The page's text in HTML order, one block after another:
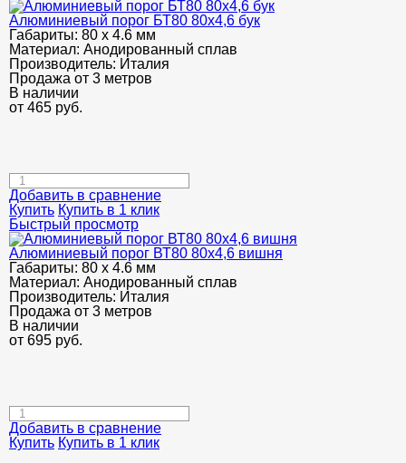
Алюминиевый порог БТ80 80х4,6 бук
Габариты: 80 х 4.6 мм
Материал: Анодированный сплав
Производитель: Италия
Продажа от 3 метров
В наличии
от 465 руб.
Добавить в сравнение
Купить Купить в 1 клик
Быстрый просмотр
Алюминиевый порог ВТ80 80х4,6 вишня
Габариты: 80 х 4.6 мм
Материал: Анодированный сплав
Производитель: Италия
Продажа от 3 метров
В наличии
от 695 руб.
Добавить в сравнение
Купить Купить в 1 клик